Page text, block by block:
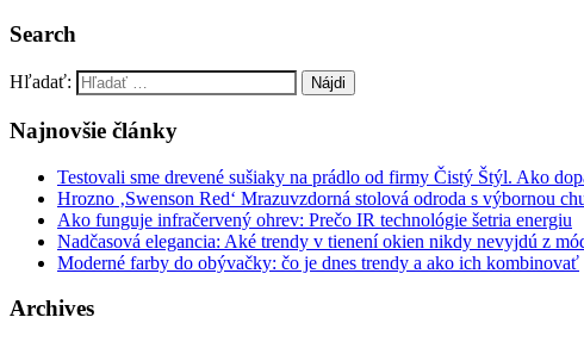
Search
Hľadať:
Najnovšie články
Testovali sme drevené sušiaky na prádlo od firmy Čistý Štýl. Ako
Hrozno ‚Swenson Red‘ Mrazuvzdorná stolová odroda s výbornou
Ako funguje infračervený ohrev: Prečo IR technológie šetria energiu
Nadčasová elegancia: Aké trendy v tienení okien nikdy nevyjdú z
Moderné farby do obývačky: čo je dnes trendy a ako ich kombinovať
Archives